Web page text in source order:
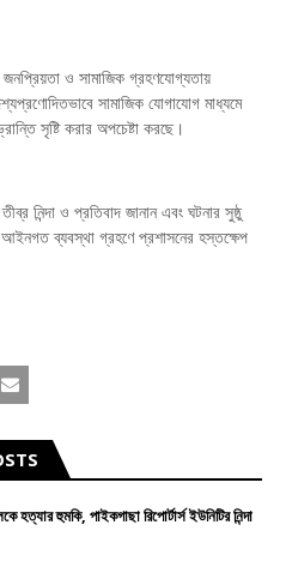
ও সামাজিক গ্রহণযোগ্যতায়
সামাজিক যোগাযোগ মাধ্যমে
সৃষ্টি করার অপচেষ্টা করছে।
নিন্দা ও প্রতিবাদ জানান এবং ঘটনার সুষ্ঠু
ব্যবস্থা গ্রহণে প্রশাসনের হস্তক্ষেপ
হত্যার হুমকি, পাইকগাছা রিপোর্টার্স ইউনিটির নিন্দা